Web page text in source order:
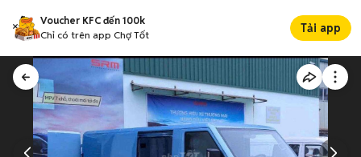
Voucher KFC đến 100k
Chỉ có trên app Chợ Tốt
Tải app